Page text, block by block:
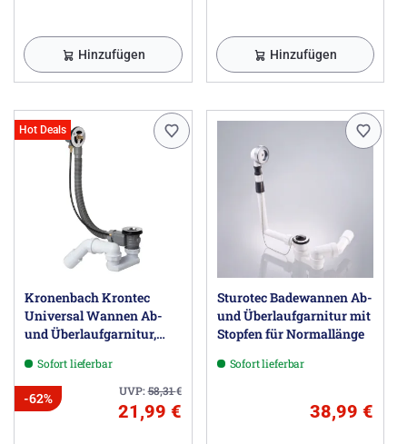
Hinzufügen Hinzufügen
Hot Deals
Kronenbach Krontec
Universal Wannen Ab-
und Überlaufgarnitur,
Sofort lieferbar
UVP:58,31€
-62%
21,99 €
Sturotec Badewannen Ab-
und Überlaufgarnitur mit
Stopfen für Normallänge
Sofort lieferbar
38,99 €